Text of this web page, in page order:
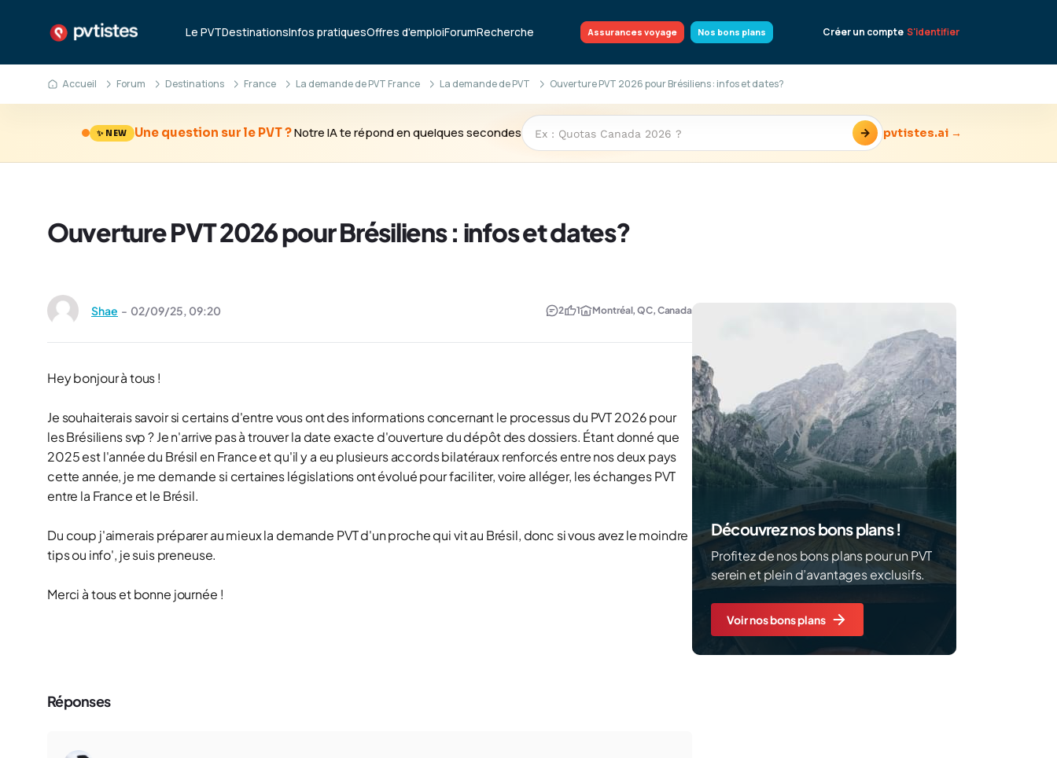
Le PVTDestinationsInfos pratiquesOffres d'emploiForumRecherche Assurances voyage Nos bons plans Créer un compte S'identifier
Accueil Forum Destinations France La demande de PVT France La demande de PVT Ouverture PVT 2026 pour Brésiliens : infos et dates?
✨ NEW Une question sur le PVT ?Notre IA te répond en quelques secondes → pvtistes.ai →
Ouverture PVT 2026 pour Brésiliens : infos et dates?
Shae - 02/09/25, 09:20 2 1 Montréal, QC, Canada
Hey bonjour à tous !
Je souhaiterais savoir si certains d'entre vous ont des informations concernant le processus du PVT 2026 pour
les Brésiliens svp ? Je n'arrive pas à trouver la date exacte d'ouverture du dépôt des dossiers. Étant donné que
2025 est l'année du Brésil en France et qu'il y a eu plusieurs accords bilatéraux renforcés entre nos deux pays
cette année, je me demande si certaines législations ont évolué pour faciliter, voire alléger, les échanges PVT
entre la France et le Brésil.
Du coup j'aimerais préparer au mieux la demande PVT d'un proche qui vit au Brésil, donc si vous avez le moindre
tips ou info', je suis preneuse.
Merci à tous et bonne journée !
Réponses
Découvrez nos bons plans !
Profitez de nos bons plans pour un PVT
serein et plein d’avantages exclusifs.
Voir nos bons plans